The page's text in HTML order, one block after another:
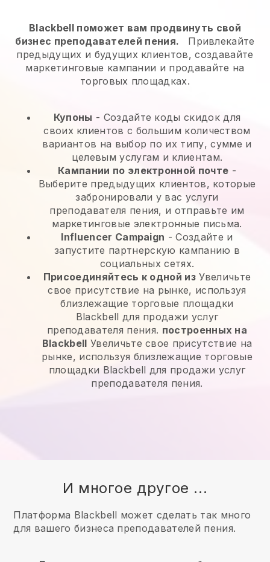
Blackbell поможет вам продвинуть свой
бизнес преподавателей пения.
Привлекайте
предыдущих и будущих клиентов, создавайте
маркетинговые кампании и продавайте на
торговых площадках.
Купоны - Создайте коды скидок для
своих клиентов с большим количеством
вариантов на выбор по их типу, сумме и
целевым услугам и клиентам.
Кампании по электронной почте -
Выберите предыдущих клиентов, которые
забронировали у вас услуги
преподавателя пения, и отправьте им
маркетинговые электронные письма.
Influencer Campaign - Создайте и
запустите партнерскую кампанию в
социальных сетях.
Присоединяйтесь к одной из Увеличьте
свое присутствие на рынке, используя
близлежащие торговые площадки
Blackbell для продажи услуг
преподавателя пения. построенных на
Blackbell Увеличьте свое присутствие на
рынке, используя близлежащие торговые
площадки Blackbell для продажи услуг
преподавателя пения.
И многое другое ...
Платформа Blackbell может сделать так много
для вашего бизнеса преподавателей пения.